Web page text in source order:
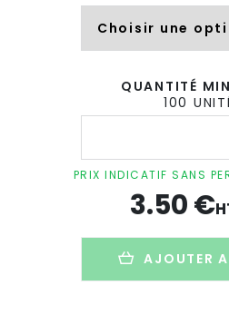
QUANTITÉ
100
quantité
banane
publicitaire
BANGKOK
WAIST
PRIX INDICATIF SANS
3.50€
AJOUTER